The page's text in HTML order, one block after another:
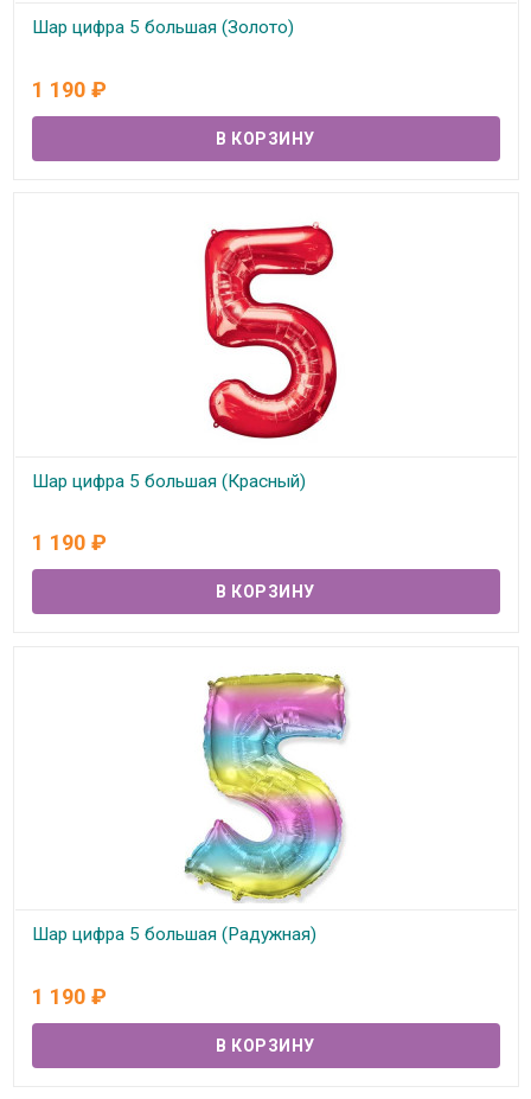
Шар цифра 5 большая (Золото)
1 190 ₽
Шар цифра 5 большая (Красный)
1 190 ₽
Шар цифра 5 большая (Радужная)
1 190 ₽